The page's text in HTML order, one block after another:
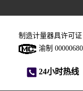
制造计量器具许可证
渝制
24小时热线